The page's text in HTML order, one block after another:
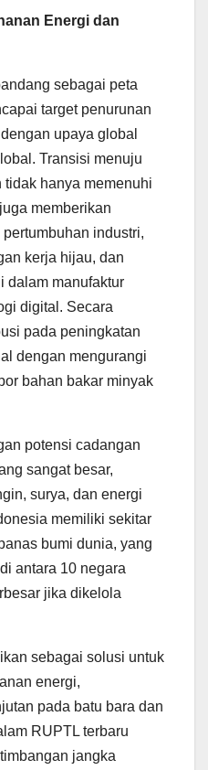
Energi dan
sebagai peta
target penurunan
upaya global
Transisi menuju
hanya memenuhi
memberikan
industri,
kerja hijau, dan
dalam manufaktur
digital. Secara
pada peningkatan
dengan mengurangi
bahan bakar minyak
potensi cadangan
sangat besar,
surya, dan energi
memiliki sekitar
bumi dunia, yang
antara 10 negara
jika dikelola
sebagai solusi untuk
energi,
pada batu bara dan
RUPTL terbaru
jangka